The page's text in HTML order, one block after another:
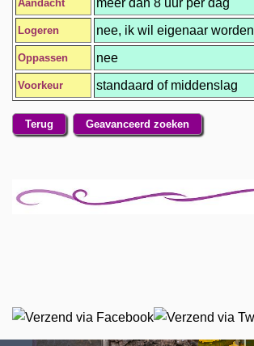
Aandacht
Logeren nee, ik wil eigenaar worden
Oppassen nee
Voorkeur standaard of middenslag
Terug Geavanceerd zoeken